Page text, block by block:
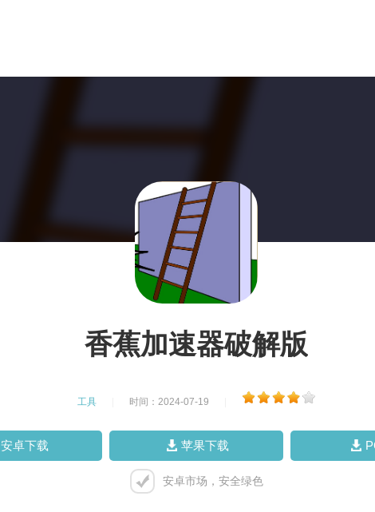
香蕉加速器破解版
工具 时间：2024-07-19
安卓下载 苹果下载
安卓市场，安全绿色